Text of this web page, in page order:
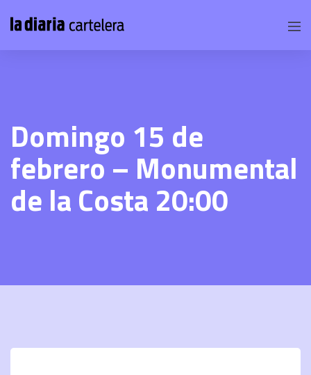
Domingo 15 de
febrero – Monumental
de la Costa 20:00